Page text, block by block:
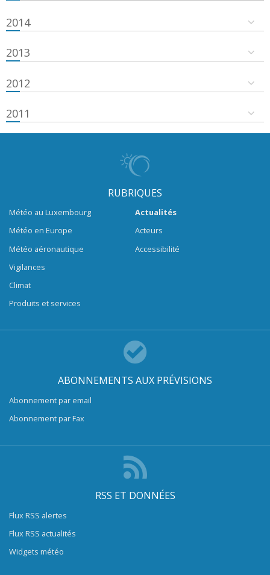
2014
2013
2012
2011
RUBRIQUES
Météo au Luxembourg
Météo en Europe
Météo aéronautique
Vigilances
Climat
Produits et services
Actualités
Acteurs
Accessibilité
ABONNEMENTS AUX PRÉVISIONS
Abonnement par email
Abonnement par Fax
RSS ET DONNÉES
Flux RSS alertes
Flux RSS actualités
Widgets météo